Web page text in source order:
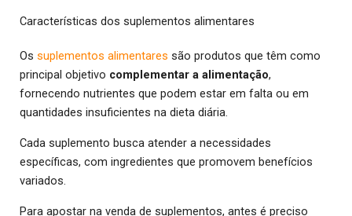
Características dos suplementos alimentares
Os suplementos alimentares são produtos que têm como
principal objetivo complementar a alimentação,
fornecendo nutrientes que podem estar em falta ou em
quantidades insuficientes na dieta diária.
Cada suplemento busca atender a necessidades
específicas, com ingredientes que promovem benefícios
variados.
Para apostar na venda de suplementos, antes é preciso